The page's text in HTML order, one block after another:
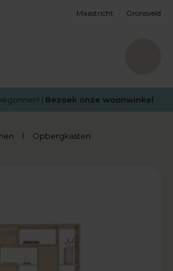
Maastricht Gronsveld
| Bezoek onze woonwinkel
Opbergkasten